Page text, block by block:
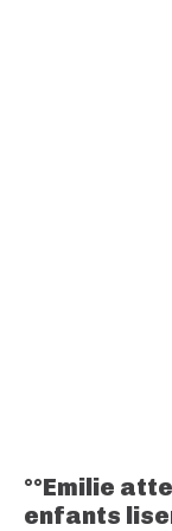
°°Emilie
enfants